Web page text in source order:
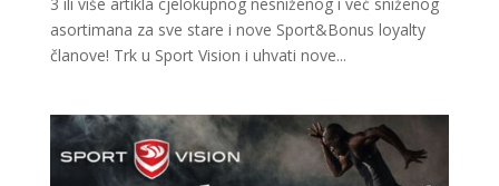
asortimana za sve stare i nove Sport&Bonus loyalty
članove! Trk u Sport Vision i uhvati nove...